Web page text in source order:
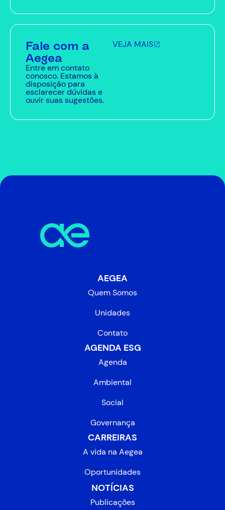
Fale com a
Aegea
Entre em contato
conosco. Estamos à
disposição para
esclarecer dúvidas e
ouvir suas sugestões.
VEJA MAIS
AEGEA
Quem Somos
Unidades
Contato
AGENDA ESG
Agenda
Ambiental
Social
Governança
CARREIRAS
A vida na Aegea
Oportunidades
NOTÍCIAS
Publicações